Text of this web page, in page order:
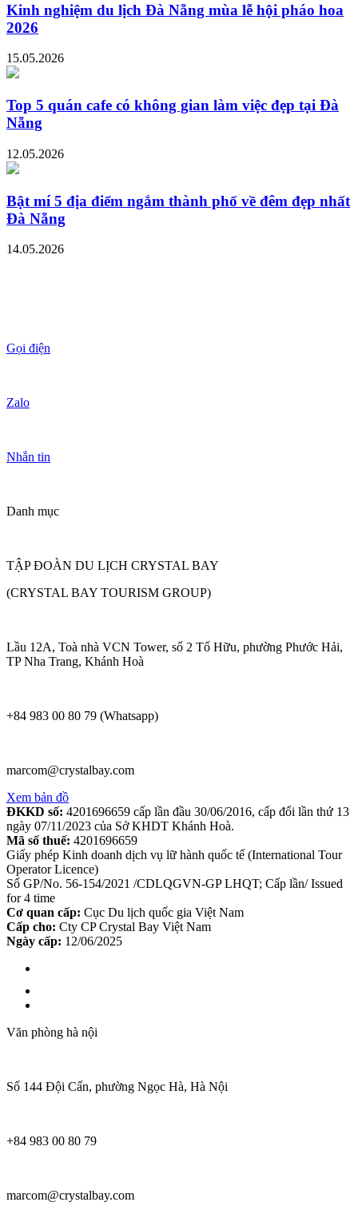
Kinh nghiệm du lịch Đà Nẵng mùa lễ hội pháo hoa
2026
15.05.2026
Top 5 quán cafe có không gian làm việc đẹp tại Đà
Nẵng
12.05.2026
Bật mí 5 địa điểm ngắm thành phố về đêm đẹp nhất
Đà Nẵng
14.05.2026
Gọi điện
Zalo
Nhắn tin
Danh mục
TẬP ĐOÀN DU LỊCH CRYSTAL BAY
(CRYSTAL BAY TOURISM GROUP)
Lầu 12A, Toà nhà VCN Tower, số 2 Tố Hữu, phường Phước Hải,
TP Nha Trang, Khánh Hoà
+84 983 00 80 79 (Whatsapp)
marcom@crystalbay.com
Xem bản đồ
ĐKKD số: 4201696659 cấp lần đầu 30/06/2016, cấp đổi lần thứ 13
ngày 07/11/2023 của Sở KHDT Khánh Hoà.
Mã số thuế: 4201696659
Giấy phép Kinh doanh dịch vụ lữ hành quốc tế (International Tour
Operator Licence)
Số GP/No. 56-154/2021 /CDLQGVN-GP LHQT; Cấp lần/ Issued
for 4 time
Cơ quan cấp: Cục Du lịch quốc gia Việt Nam
Cấp cho: Cty CP Crystal Bay Việt Nam
Ngày cấp: 12/06/2025
Văn phòng hà nội
Số 144 Đội Cấn, phường Ngọc Hà, Hà Nội
+84 983 00 80 79
marcom@crystalbay.com